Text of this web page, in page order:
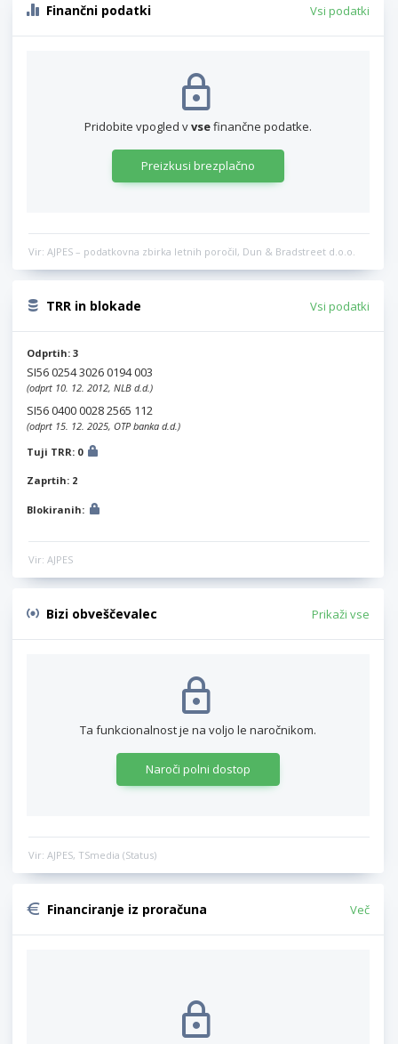
Finančni podatki Vsi podatki
Pridobite vpogled vvsefinančne podatke.
Preizkusi brezplačno
Vir: AJPES – podatkovna zbirka letnih poročil, Dun & Bradstreet d.o.o.
TRR in blokade Vsi podatki
Odprtih: 3
SI56 0254 3026 0194 003
(odprt 10. 12. 2012, NLB d.d.)
SI56 0400 0028 2565 112
(odprt 15. 12. 2025, OTP banka d.d.)
Tuji TRR: 0
Zaprtih: 2
Blokiranih:
Vir: AJPES
Bizi obveščevalec Prikaži vse
Ta funkcionalnost je na voljo le naročnikom.
Naroči polni dostop
Vir: AJPES, TSmedia (Status)
Financiranje iz proračuna Več